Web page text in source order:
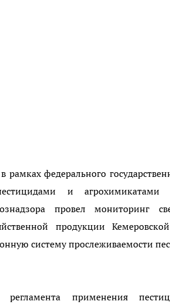
рамках федерального
и агрохимикатами
провел мониторинг
продукции
систему прослеживаемости
регламента применения